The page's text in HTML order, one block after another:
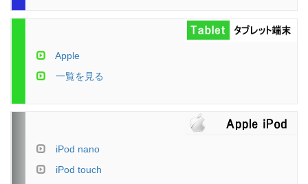
Apple
一覧を見る
iPod nano
iPod touch